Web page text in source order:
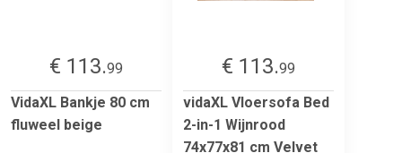
€ 113.99
VidaXL Bankje 80 cm
fluweel beige
€ 113.99
vidaXL Vloersofa Bed
2-in-1 Wijnrood
74x77x81 cm Velvet